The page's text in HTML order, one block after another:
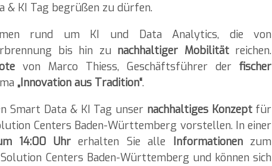
& KI Tag begrüßen zu dürfen.
rund um KI und Data Analytics, die von
bis hin zu nachhaltiger Mobilitätreichen.
von Marco Thiess, Geschäftsführer derfischer
„Innovation aus Tradition“.
Smart Data & KI Tag unser nachhaltiges Konzeptfür
Centers Baden-Württemberg vorstellen. In einer
14:00 Uhrerhalten Sie alle Informationenzum
Centers Baden-Württemberg und können sich